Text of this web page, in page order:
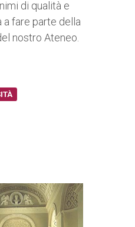
di qualità e
a fare parte della
nostro Ateneo.